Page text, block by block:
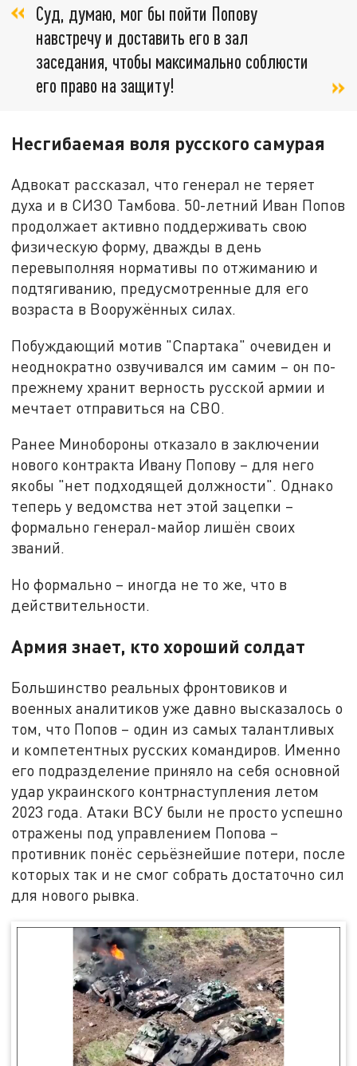
Суд, думаю, мог бы пойти Попову
навстречу и доставить его в зал
заседания, чтобы максимально соблюсти
его право на защиту!
Несгибаемая воля русского самурая
Адвокат рассказал, что генерал не теряет
духа и в СИЗО Тамбова. 50-летний Иван Попов
продолжает активно поддерживать свою
физическую форму, дважды в день
перевыполняя нормативы по отжиманию и
подтягиванию, предусмотренные для его
возраста в Вооружённых силах.
Побуждающий мотив "Спартака" очевиден и
неоднократно озвучивался им самим – он по-
прежнему хранит верность русской армии и
мечтает отправиться на СВО.
Ранее Минобороны отказало в заключении
нового контракта Ивану Попову – для него
якобы "нет подходящей должности". Однако
теперь у ведомства нет этой зацепки –
формально генерал-майор лишён своих
званий.
Но формально – иногда не то же, что в
действительности.
Армия знает, кто хороший солдат
Большинство реальных фронтовиков и
военных аналитиков уже давно высказалось о
том, что Попов – один из самых талантливых
и компетентных русских командиров. Именно
его подразделение приняло на себя основной
удар украинского контрнаступления летом
2023 года. Атаки ВСУ были не просто успешно
отражены под управлением Попова –
противник понёс серьёзнейшие потери, после
которых так и не смог собрать достаточно сил
для нового рывка.